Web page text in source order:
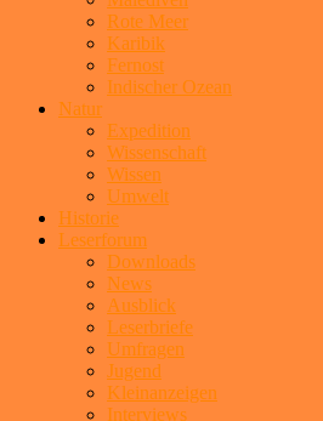
Rote Meer
Karibik
Fernost
Indischer Ozean
Natur
Expedition
Wissenschaft
Wissen
Umwelt
Historie
Leserforum
Downloads
News
Ausblick
Leserbriefe
Umfragen
Jugend
Kleinanzeigen
Interviews